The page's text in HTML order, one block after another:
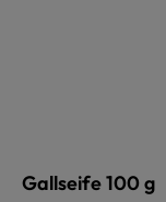
Gallseife 100 g